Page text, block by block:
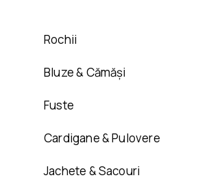
Rochii
Bluze & Cămăși
Fuste
Cardigane & Pulovere
Jachete & Sacouri